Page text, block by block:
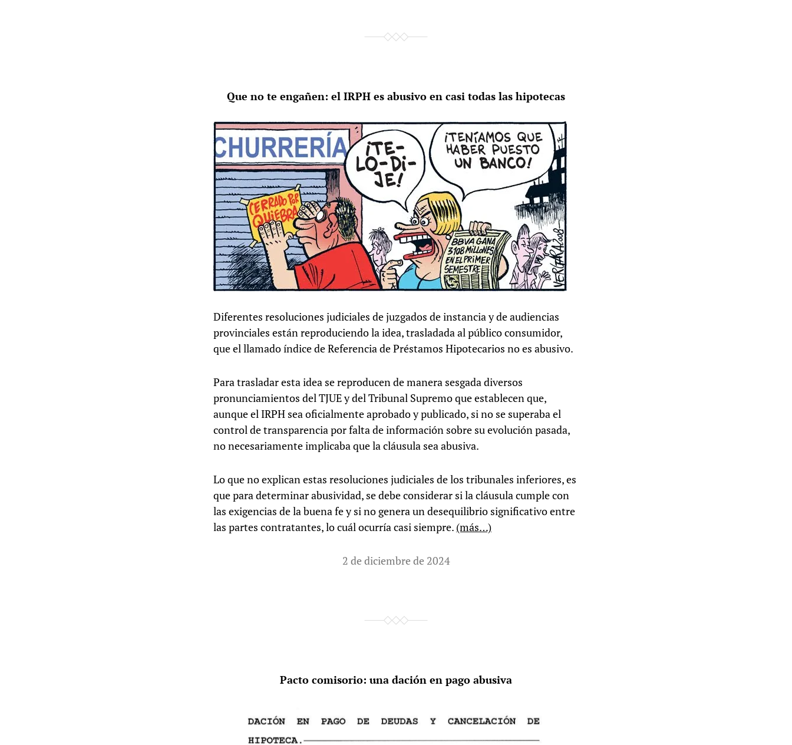
Que no te engañen: el IRPH es abusivo en casi todas las hipotecas
Diferentes resoluciones judiciales de juzgados de instancia y de audiencias
provinciales están reproduciendo la idea, trasladada al público consumidor,
que el llamado índice de Referencia de Préstamos Hipotecarios no es abusivo.
Para trasladar esta idea se reproducen de manera sesgada diversos
pronunciamientos del TJUE y del Tribunal Supremo que establecen que,
aunque el IRPH sea oficialmente aprobado y publicado, si no se superaba el
control de transparencia por falta de información sobre su evolución pasada,
no necesariamente implicaba que la cláusula sea abusiva.
Lo que no explican estas resoluciones judiciales de los tribunales inferiores, es
que para determinar abusividad, se debe considerar si la cláusula cumple con
las exigencias de la buena fe y si no genera un desequilibrio significativo entre
las partes contratantes, lo cuál ocurría casi siempre. (más…)
2 de diciembre de 2024
Pacto comisorio: una dación en pago abusiva